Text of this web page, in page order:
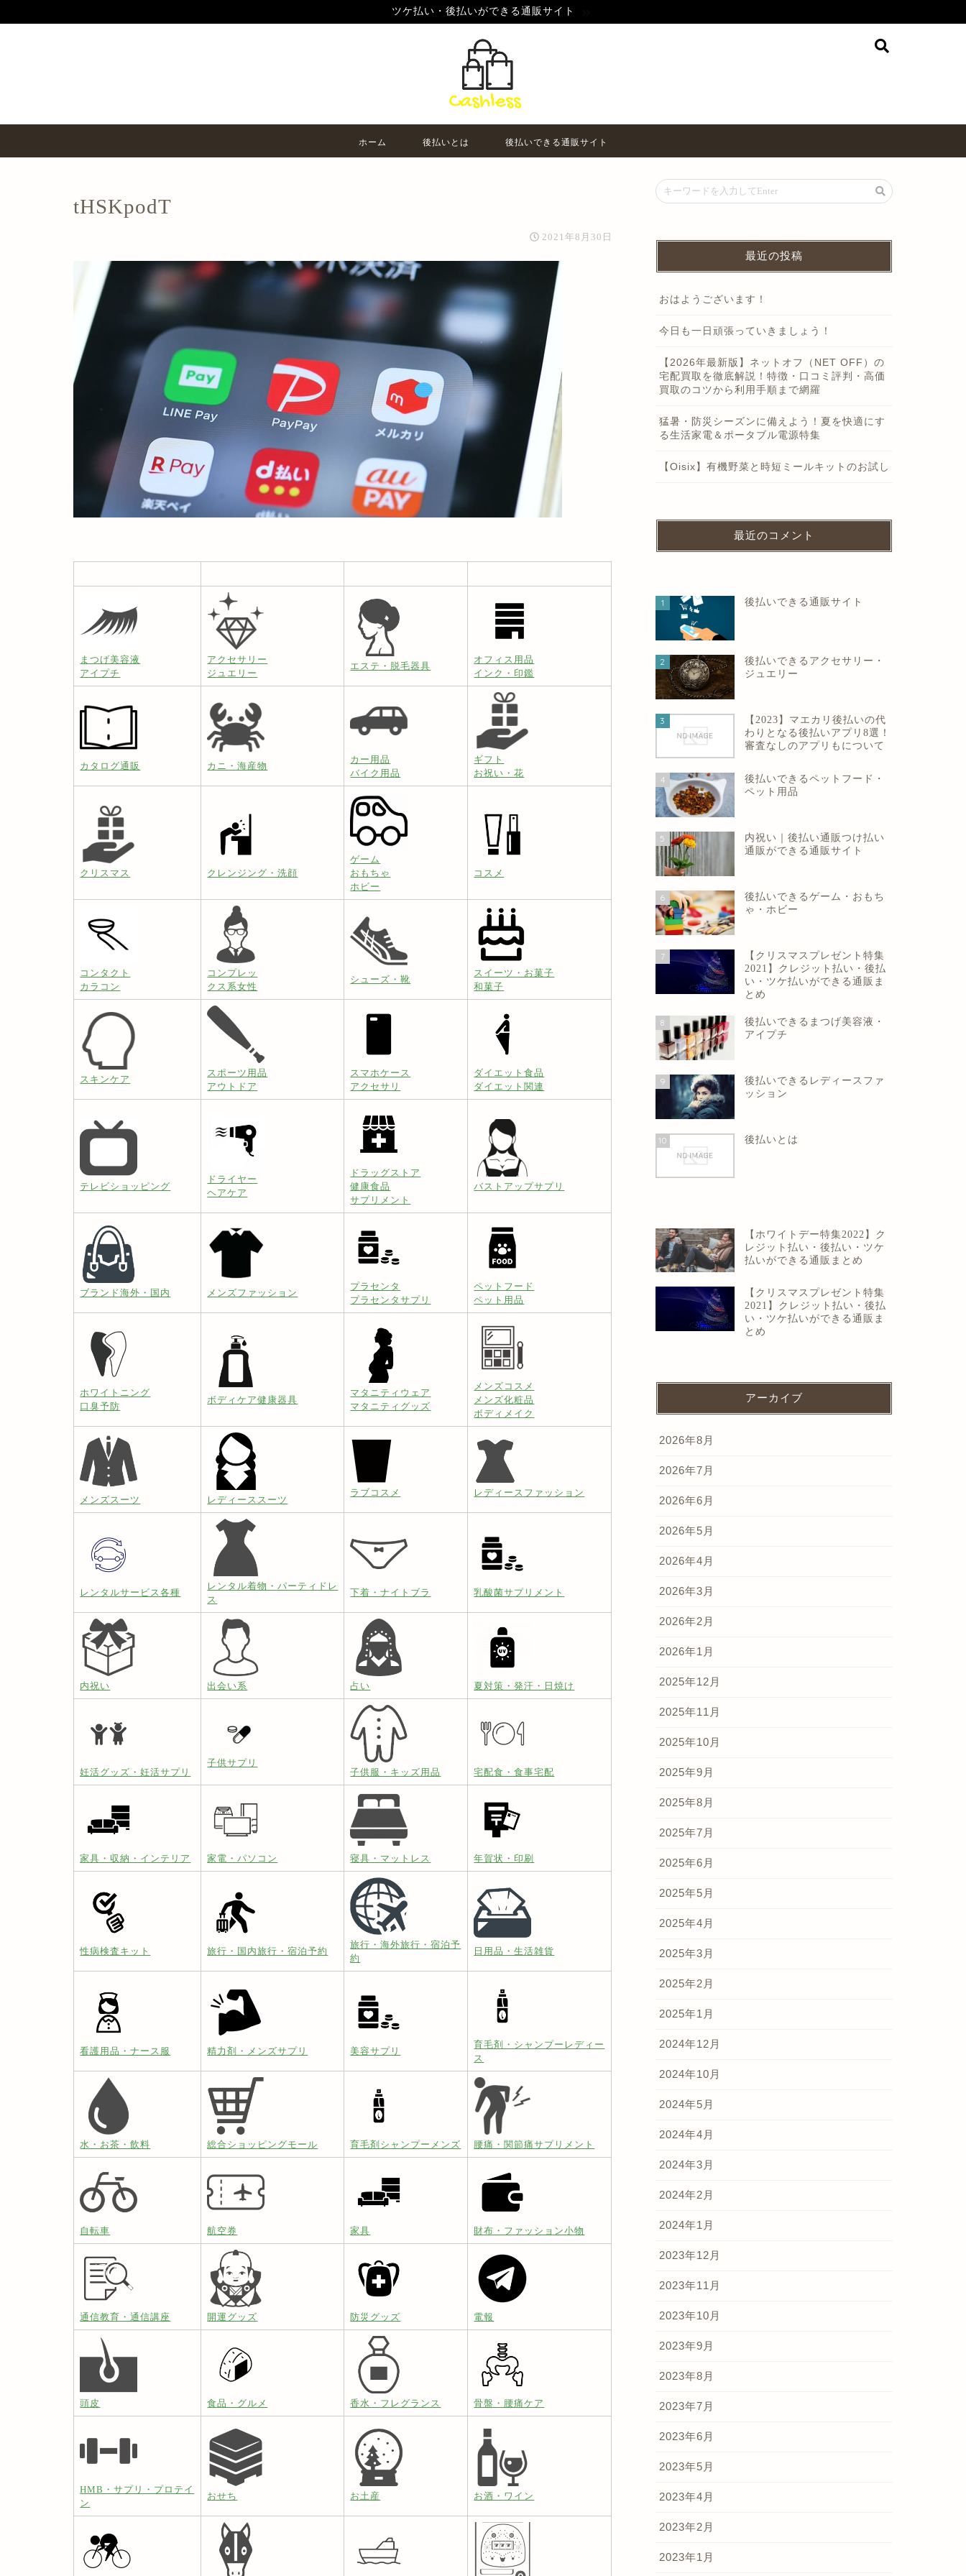
ツケ払い・後払いができる通販サイト
ホーム 後払いとは 後払いできる通販サイト
tHSKpodT
2021年8月30日
まつげ美容液
アイプチ
アクセサリー
ジュエリー
エステ・脱毛器具
オフィス用品
インク・印鑑
カタログ通販 カニ・海産物
カー用品
バイク用品
ギフト
お祝い・花
クリスマス クレンジング・洗顔
ゲーム
おもちゃ
ホビー
コスメ
コンタクト
カラコン
コンプレッ
クス系女性
シューズ・靴
スイーツ・お菓子
和菓子
スキンケア
スポーツ用品
アウトドア
スマホケース
アクセサリ
ダイエット食品
ダイエット関連
テレビショッピング
ドライヤー
ヘアケア
ドラッグストア
健康食品
サプリメント
バストアップサプリ
ブランド海外・国内 メンズファッション
プラセンタ
プラセンタサプリ
ペットフード
ペット用品
ホワイトニング
口臭予防
ボディケア健康器具
マタニティウェア
マタニティグッズ
メンズコスメ
メンズ化粧品
ボディメイク
メンズスーツ レディーススーツ
ラブコスメ レディースファッション
レンタルサービス各種
レンタル着物・パーティドレ
ス
下着・ナイトブラ 乳酸菌サプリメント
内祝い 出会い系 占い 夏対策・発汗・日焼け
妊活グッズ・妊活サプリ
子供サプリ
子供服・キッズ用品
宅配食・食事宅配
家具・収納・インテリア 家電・パソコン 寝具・マットレス 年賀状・印刷
性病検査キット 旅行・国内旅行・宿泊予約
旅行・海外旅行・宿泊予
約
日用品・生活雑貨
看護用品・ナース服 精力剤・メンズサプリ 美容サプリ
育毛剤・シャンプーレディー
ス
水・お茶・飲料 総合ショッピングモール 育毛剤シャンプーメンズ 腰痛・関節痛サプリメント
自転車 航空券 家具 財布・ファッション小物
通信教育・通信講座 開運グッズ 防災グッズ 電報
頭皮 食品・グルメ 香水・フレグランス 骨盤・腰痛ケア
HMB・サプリ・プロテイ
ン
おせち お土産 お酒・ワイン
最近の投稿
おはようございます！
今日も一日頑張っていきましょう！
【2026年最新版】ネットオフ（NET OFF）の
宅配買取を徹底解説！特徴・口コミ評判・高価
買取のコツから利用手順まで網羅
猛暑・防災シーズンに備えよう！夏を快適にす
る生活家電＆ポータブル電源特集
【Oisix】有機野菜と時短ミールキットのお試し
最近のコメント
1 後払いできる通販サイト
2
後払いできるアクセサリー・
ジュエリー
3
【2023】マエカリ後払いの代
わりとなる後払いアプリ8選！
審査なしのアプリもについて
4
後払いできるペットフード・
ペット用品
5
内祝い｜後払い通販つけ払い
通販ができる通販サイト
6
後払いできるゲーム・おもち
ゃ・ホビー
7
【クリスマスプレゼント特集
2021】クレジット払い・後払
い・ツケ払いができる通販ま
とめ
8
後払いできるまつげ美容液・
アイプチ
9
後払いできるレディースファ
ッション
10 後払いとは
【ホワイトデー特集2022】ク
レジット払い・後払い・ツケ
払いができる通販まとめ
【クリスマスプレゼント特集
2021】クレジット払い・後払
い・ツケ払いができる通販ま
とめ
アーカイブ
2026年8月
2026年7月
2026年6月
2026年5月
2026年4月
2026年3月
2026年2月
2026年1月
2025年12月
2025年11月
2025年10月
2025年9月
2025年8月
2025年7月
2025年6月
2025年5月
2025年4月
2025年3月
2025年2月
2025年1月
2024年12月
2024年10月
2024年5月
2024年4月
2024年3月
2024年2月
2024年1月
2023年12月
2023年11月
2023年10月
2023年9月
2023年8月
2023年7月
2023年6月
2023年5月
2023年4月
2023年2月
2023年1月